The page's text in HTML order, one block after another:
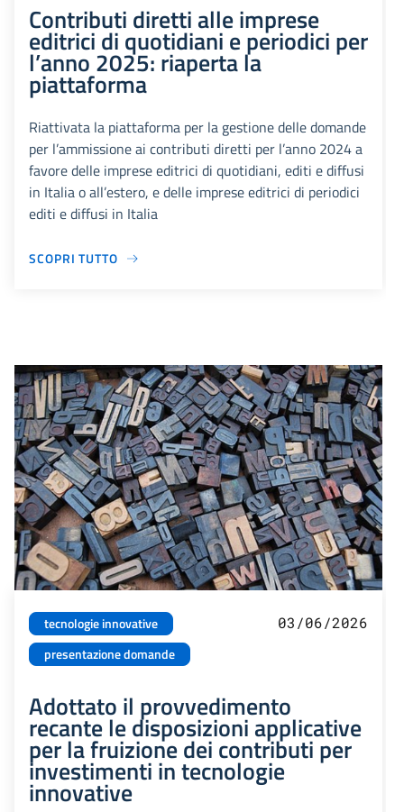
Contributi diretti alle imprese
editrici di quotidiani e periodici per
l’anno 2025: riaperta la
piattaforma
Riattivata la piattaforma per la gestione delle domande
per l’ammissione ai contributi diretti per l’anno 2024 a
favore delle imprese editrici di quotidiani, editi e diffusi
in Italia o all’estero, e delle imprese editrici di periodici
editi e diffusi in Italia
SCOPRI TUTTO
tecnologie innovative
presentazione domande
03/06/2026
Adottato il provvedimento
recante le disposizioni applicative
per la fruizione dei contributi per
investimenti in tecnologie
innovative